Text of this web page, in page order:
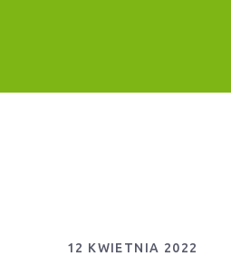
12 KWIETNIA 2022